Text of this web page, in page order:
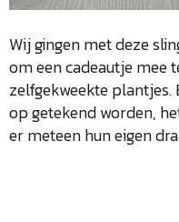
Wij gingen met deze
om een cadeautje mee
zelfgekweekte
op getekend worden,
er meteen hun eigen